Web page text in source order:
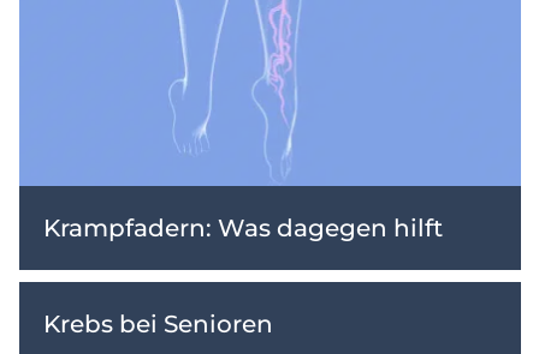
Krampfadern: Was dagegen hilft
Krebs bei Senioren